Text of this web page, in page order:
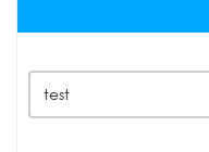
test